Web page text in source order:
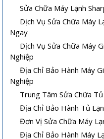
Sửa Chữa Máy Lạnh
Dịch Vụ Sửa Chữa Máy
Ngay
Dịch Vụ Sửa Chữa Máy
Nghiệp
Địa Chỉ Bảo Hành Máy
Nghiệp
Trung Tâm Sửa Chữa
Địa Chỉ Bảo Hành Tủ
Đơn Vị Sửa Chữa Máy
Địa Chỉ Bảo Hành Máy